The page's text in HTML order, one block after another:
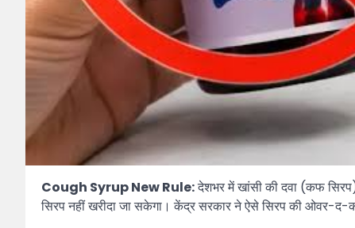
Cough Syrup New Rule:देशभर में खांसी की दवा (कफ
सिरप नहीं खरीदा जा सकेगा। केंद्र सरकार ने ऐसे सिरप की ओवर-द-